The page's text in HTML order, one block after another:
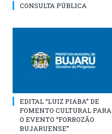
CONSULTA PÚBLICA
EDITAL “LUIZ PIABA” DE
FOMENTO CULTURAL PARA
O EVENTO “FORROZÃO
BUJARUENSE”